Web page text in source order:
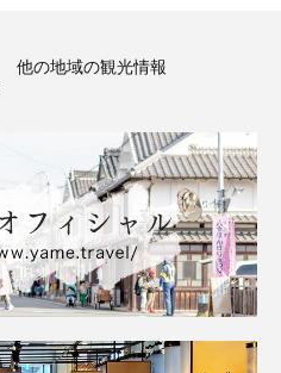
他の地域の観光情報